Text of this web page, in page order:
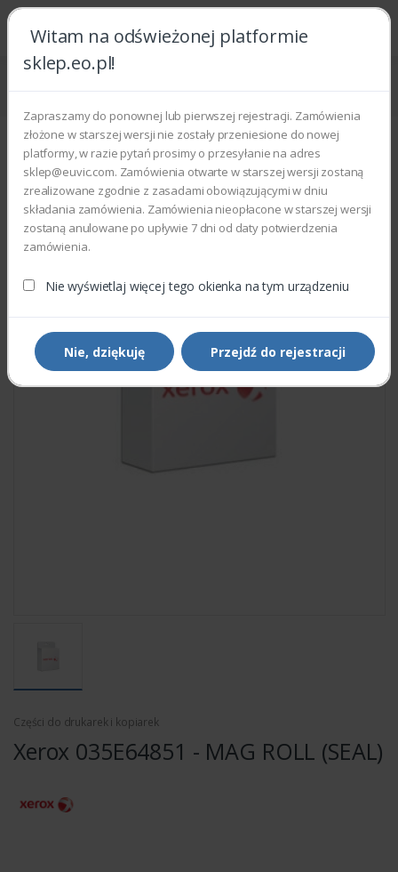
Witam na odświeżonej platformie
sklep.eo.pl!
Zapraszamy do ponownej lub pierwszej rejestracji. Zamówienia
złożone w starszej wersji nie zostały przeniesione do nowej
platformy, w razie pytań prosimy o przesyłanie na adres
sklep@euvic.com. Zamówienia otwarte w starszej wersji zostaną
zrealizowane zgodnie z zasadami obowiązującymi w dniu
składania zamówienia. Zamówienia nieopłacone w starszej wersji
zostaną anulowane po upływie 7 dni od daty potwierdzenia
zamówienia.
Nie wyświetlaj więcej tego okienka na tym urządzeniu
Nie, dziękuję Przejdź do rejestracji
Strona główna Części zamienne
Części do drukarek i kopiarek
Xerox 035E64851 - MAG ROLL (SEAL)